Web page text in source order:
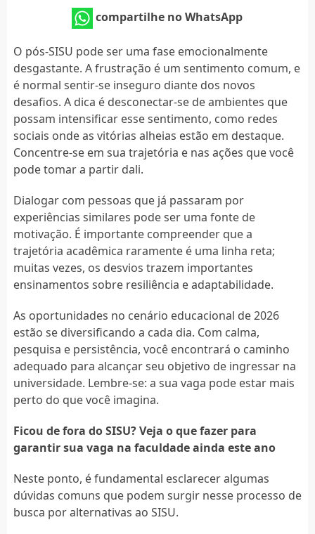
compartilhe no WhatsApp
O pós-SISU pode ser uma fase emocionalmente
desgastante. A frustração é um sentimento comum, e
é normal sentir-se inseguro diante dos novos
desafios. A dica é desconectar-se de ambientes que
possam intensificar esse sentimento, como redes
sociais onde as vitórias alheias estão em destaque.
Concentre-se em sua trajetória e nas ações que você
pode tomar a partir dali.
Dialogar com pessoas que já passaram por
experiências similares pode ser uma fonte de
motivação. É importante compreender que a
trajetória acadêmica raramente é uma linha reta;
muitas vezes, os desvios trazem importantes
ensinamentos sobre resiliência e adaptabilidade.
As oportunidades no cenário educacional de 2026
estão se diversificando a cada dia. Com calma,
pesquisa e persistência, você encontrará o caminho
adequado para alcançar seu objetivo de ingressar na
universidade. Lembre-se: a sua vaga pode estar mais
perto do que você imagina.
Ficou de fora do SISU? Veja o que fazer para
garantir sua vaga na faculdade ainda este ano
Neste ponto, é fundamental esclarecer algumas
dúvidas comuns que podem surgir nesse processo de
busca por alternativas ao SISU.